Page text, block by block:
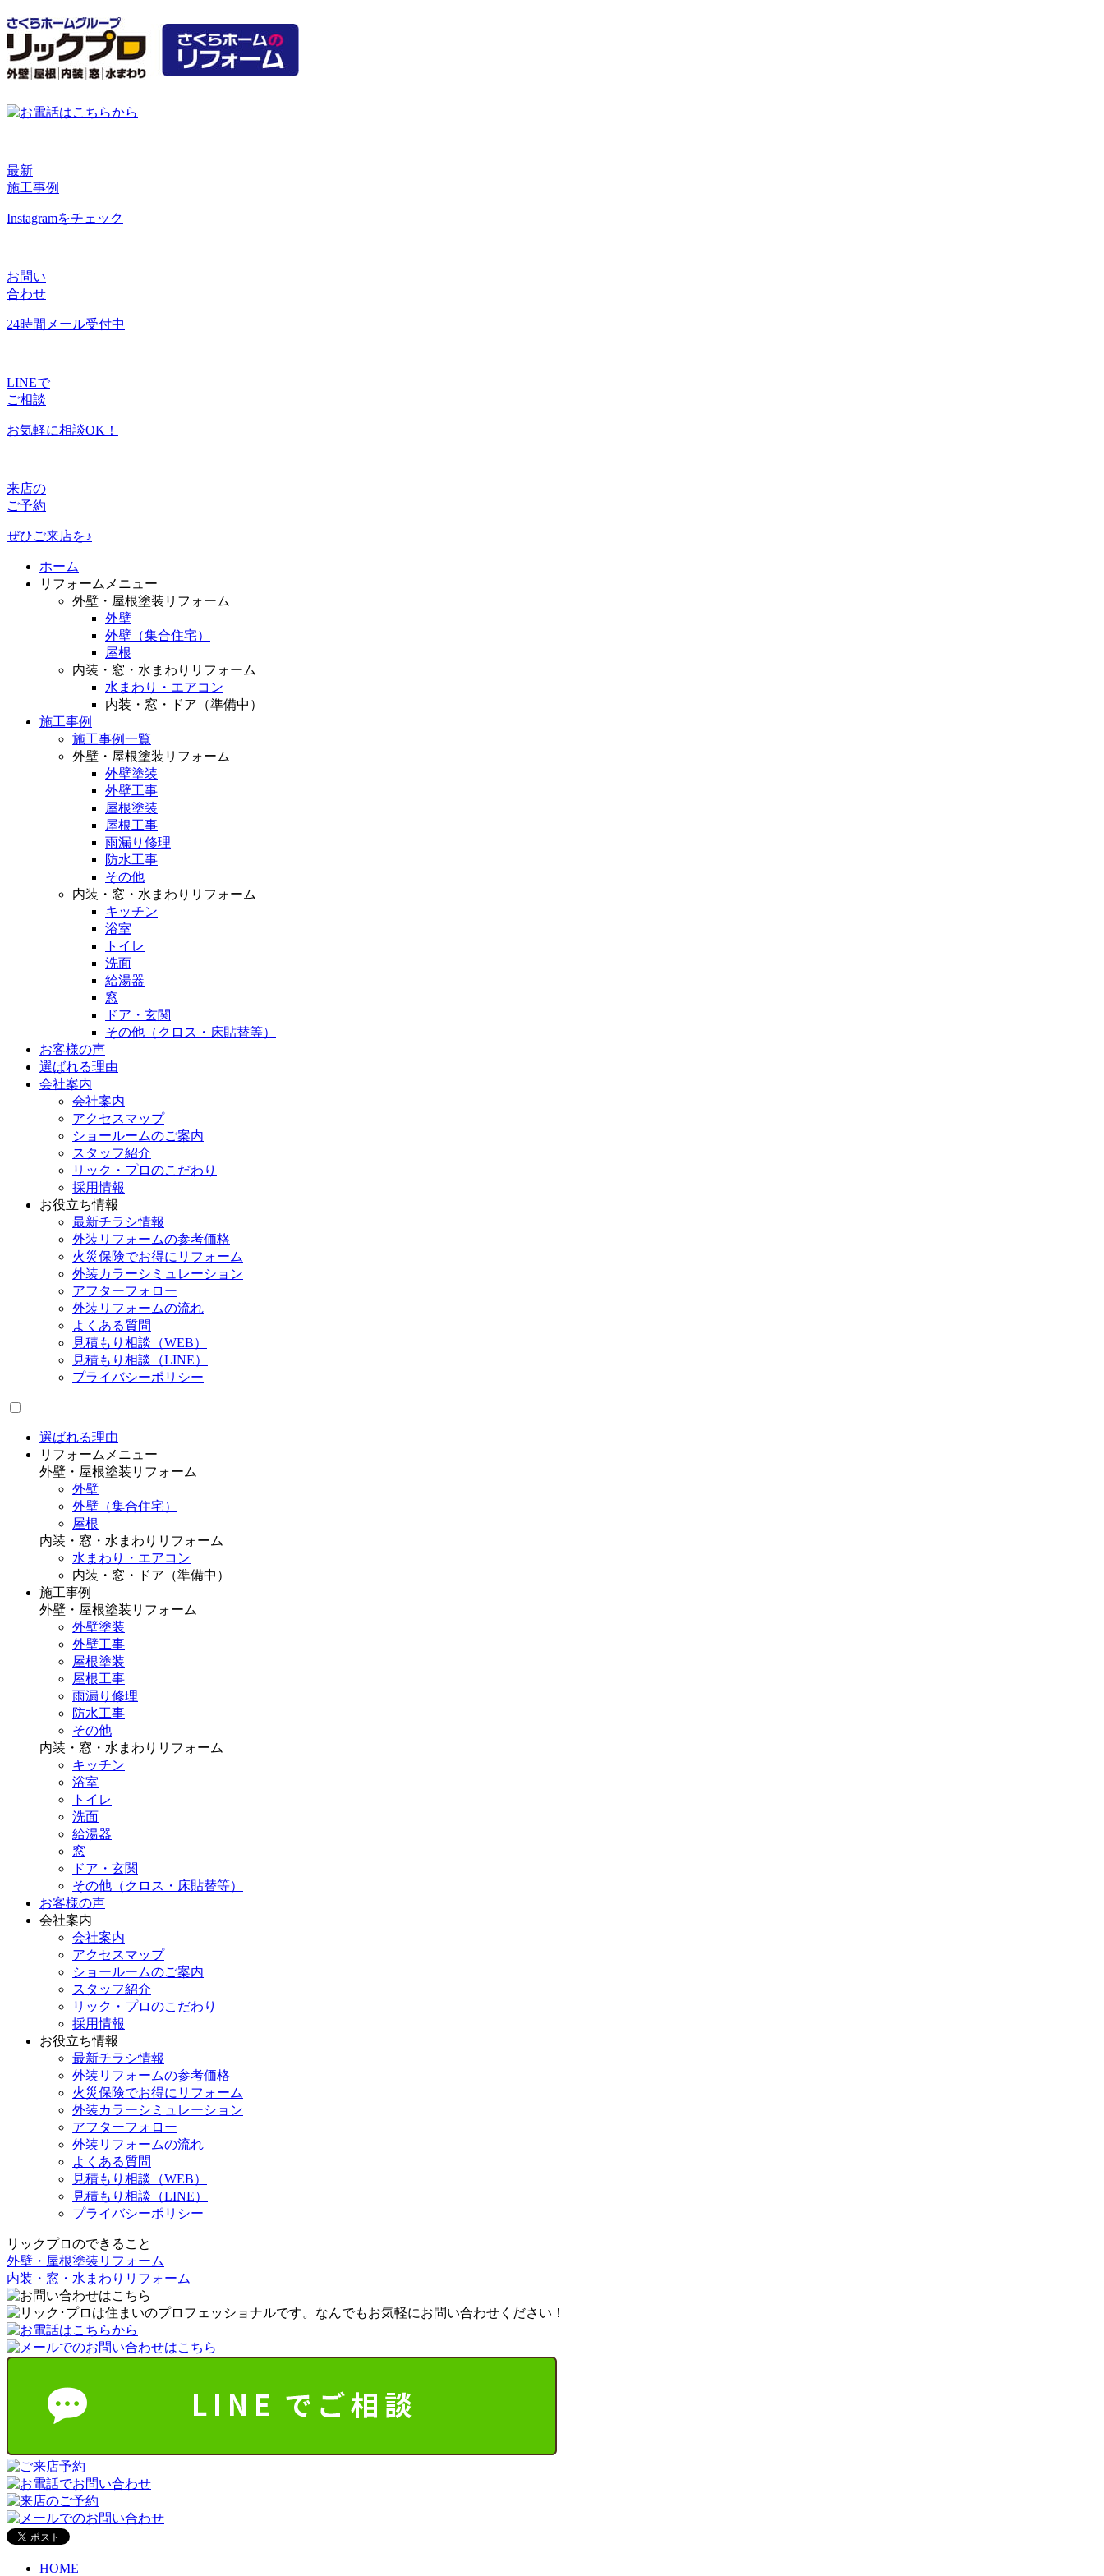
最新
施工事例
Instagramをチェック
お問い
合わせ
24時間メール受付中
LINEで
ご相談
お気軽に相談OK！
来店の
ご予約
ぜひご来店を♪
ホーム
リフォームメニュー
外壁・屋根塗装リフォーム
外壁
外壁（集合住宅）
屋根
内装・窓・水まわりリフォーム
水まわり・エアコン
内装・窓・ドア（準備中）
施工事例
施工事例一覧
外壁・屋根塗装リフォーム
外壁塗装
外壁工事
屋根塗装
屋根工事
雨漏り修理
防水工事
その他
内装・窓・水まわりリフォーム
キッチン
浴室
トイレ
洗面
給湯器
窓
ドア・玄関
その他（クロス・床貼替等）
お客様の声
選ばれる理由
会社案内
会社案内
アクセスマップ
ショールームのご案内
スタッフ紹介
リック・プロのこだわり
採用情報
お役立ち情報
最新チラシ情報
外装リフォームの参考価格
火災保険でお得にリフォーム
外装カラーシミュレーション
アフターフォロー
外装リフォームの流れ
よくある質問
見積もり相談（WEB）
見積もり相談（LINE）
プライバシーポリシー
選ばれる理由
リフォームメニュー
外壁・屋根塗装リフォーム
外壁
外壁（集合住宅）
屋根
内装・窓・水まわりリフォーム
水まわり・エアコン
内装・窓・ドア（準備中）
施工事例
外壁・屋根塗装リフォーム
外壁塗装
外壁工事
屋根塗装
屋根工事
雨漏り修理
防水工事
その他
内装・窓・水まわりリフォーム
キッチン
浴室
トイレ
洗面
給湯器
窓
ドア・玄関
その他（クロス・床貼替等）
お客様の声
会社案内
会社案内
アクセスマップ
ショールームのご案内
スタッフ紹介
リック・プロのこだわり
採用情報
お役立ち情報
最新チラシ情報
外装リフォームの参考価格
火災保険でお得にリフォーム
外装カラーシミュレーション
アフターフォロー
外装リフォームの流れ
よくある質問
見積もり相談（WEB）
見積もり相談（LINE）
プライバシーポリシー
リックプロのできること
外壁・屋根塗装リフォーム
内装・窓・水まわりリフォーム
HOME